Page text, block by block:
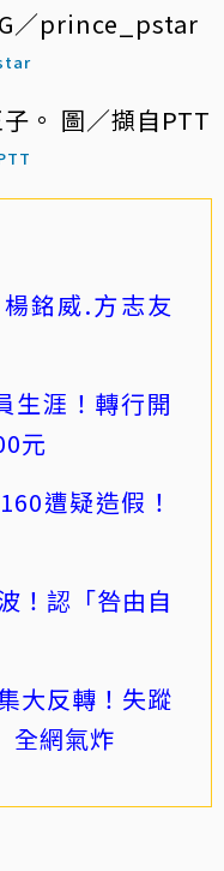
銘威.方志友
生涯！轉行開
元
遭疑造假！
！認「咎由自
大反轉！失蹤
全網氣炸